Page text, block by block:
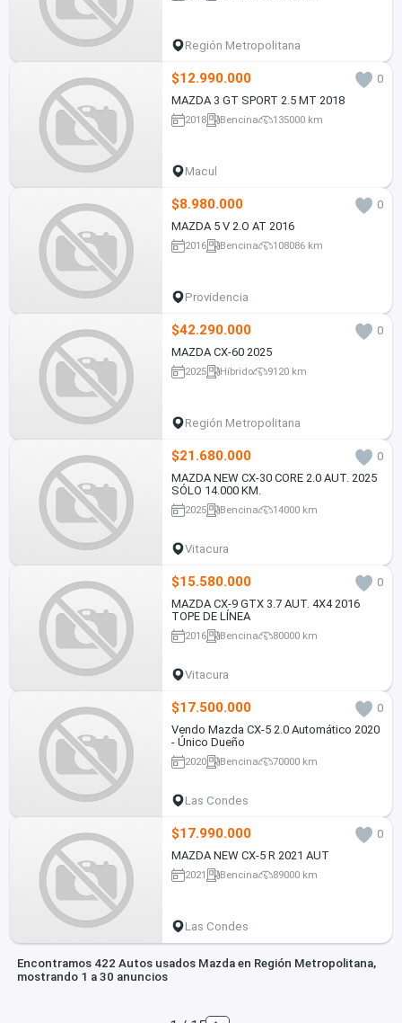
Región Metropolitana
$12.990.000
0
MAZDA 3 GT SPORT 2.5 MT 2018
2018 Bencina 135000 km
Macul
$8.980.000
0
MAZDA 5 V 2.O AT 2016
2016 Bencina 108086 km
Providencia
$42.290.000
0
MAZDA CX-60 2025
2025 Híbrido 9120 km
Región Metropolitana
$21.680.000
0
MAZDA NEW CX-30 CORE 2.0 AUT. 2025
SÓLO 14.000 KM.
2025 Bencina 14000 km
Vitacura
$15.580.000
0
MAZDA CX-9 GTX 3.7 AUT. 4X4 2016
TOPE DE LÍNEA
2016 Bencina 80000 km
Vitacura
$17.500.000
0
Vendo Mazda CX-5 2.0 Automático 2020
- Único Dueño
2020 Bencina 70000 km
Las Condes
$17.990.000
0
MAZDA NEW CX-5 R 2021 AUT
2021 Bencina 89000 km
Las Condes
Encontramos 422 Autos usados Mazda en Región Metropolitana,
mostrando 1 a 30 anuncios